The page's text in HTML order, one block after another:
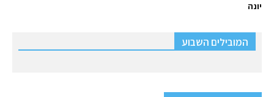
יונה
המובילים השבוע